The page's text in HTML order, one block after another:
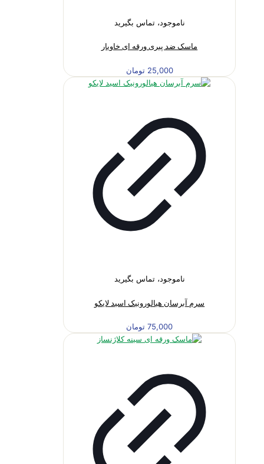
ناموجود، تماس بگیرید
ماسک ضد پیری ورقه ای خاویار
25,000 تومان
ناموجود، تماس بگیرید
سرم آبرسان هیالورونیک اسید لایکو
75,000 تومان